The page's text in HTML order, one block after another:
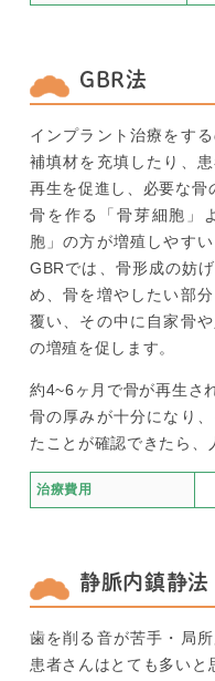
GBR法
インプラント治療をす
補填材を充填したり、
再生を促進し、必要な骨
骨を作る「骨芽細胞」
胞」の方が増殖しやす
GBRでは、骨形成の妨
め、骨を増やしたい部
覆い、その中に自家骨
の増殖を促します。
約4~6ヶ月で骨が再生さ
骨の厚みが十分になり
たことが確認できたら、
治療費用
静脈内鎮静法
歯を削る音が苦手・局
患者さんはとても多いと